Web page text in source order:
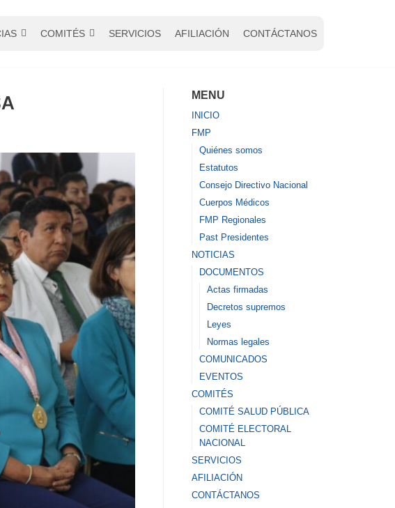
COMITÉS SERVICIOS AFILIACIÓN CONTÁCTANOS
MENU
INICIO
FMP
Quiénes somos
Estatutos
Consejo Directivo Nacional
Cuerpos Médicos
FMP Regionales
Past Presidentes
NOTICIAS
DOCUMENTOS
Actas firmadas
Decretos supremos
Leyes
Normas legales
COMUNICADOS
EVENTOS
COMITÉS
COMITÉ SALUD PÚBLICA
COMITÉ ELECTORAL
NACIONAL
SERVICIOS
AFILIACIÓN
CONTÁCTANOS